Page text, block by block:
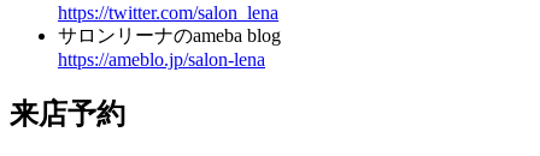
https://twitter.com/salon_lena
サロンリーナのameba blog
https://ameblo.jp/salon-lena
来店予約